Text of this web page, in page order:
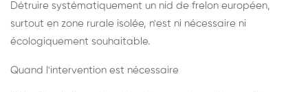
Détruire systématiquement un nid de frelon européen,
surtout en zone rurale isolée, n'est ni nécessaire ni
écologiquement souhaitable.
Quand l'intervention est nécessaire